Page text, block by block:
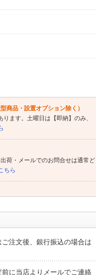
商品・設置オプション除く）
ます。土曜日は【即納】のみ、
荷・メールでのお問合せは通常ど
ちら
注文後、銀行振込の場合は
に当店よりメールでご連絡